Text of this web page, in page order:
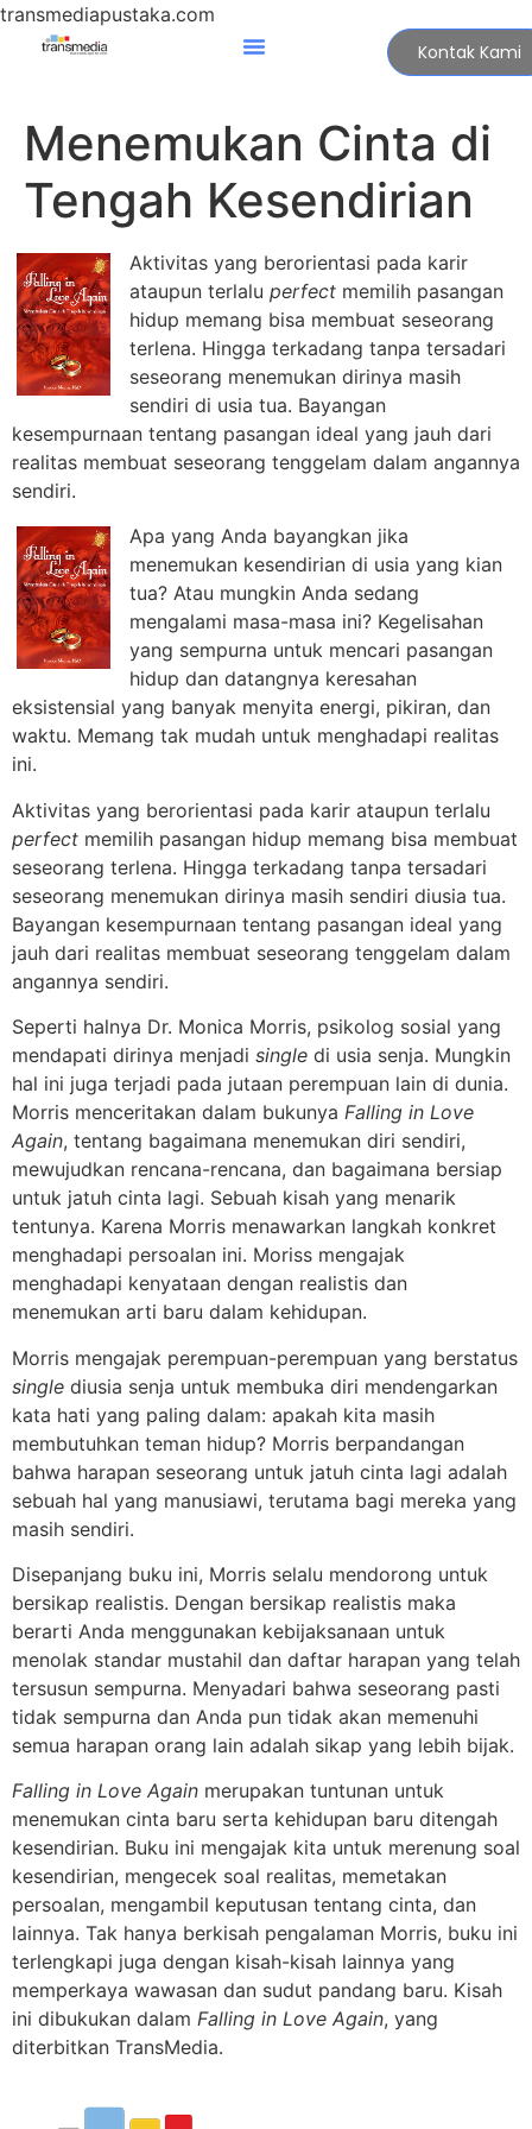
transmediapustaka.com
Kontak Kami
Menemukan Cinta di
Tengah Kesendirian
Aktivitas yang berorientasi pada karir
ataupun terlalu perfect memilih pasangan
hidup memang bisa membuat seseorang
terlena. Hingga terkadang tanpa tersadari
seseorang menemukan dirinya masih
sendiri di usia tua. Bayangan
kesempurnaan tentang pasangan ideal yang jauh dari
realitas membuat seseorang tenggelam dalam angannya
sendiri.
Apa yang Anda bayangkan jika
menemukan kesendirian di usia yang kian
tua? Atau mungkin Anda sedang
mengalami masa-masa ini? Kegelisahan
yang sempurna untuk mencari pasangan
hidup dan datangnya keresahan
eksistensial yang banyak menyita energi, pikiran, dan
waktu. Memang tak mudah untuk menghadapi realitas
ini.
Aktivitas yang berorientasi pada karir ataupun terlalu
perfect memilih pasangan hidup memang bisa membuat
seseorang terlena. Hingga terkadang tanpa tersadari
seseorang menemukan dirinya masih sendiri diusia tua.
Bayangan kesempurnaan tentang pasangan ideal yang
jauh dari realitas membuat seseorang tenggelam dalam
angannya sendiri.
Seperti halnya Dr. Monica Morris, psikolog sosial yang
mendapati dirinya menjadi single di usia senja. Mungkin
hal ini juga terjadi pada jutaan perempuan lain di dunia.
Morris menceritakan dalam bukunya Falling in Love
Again, tentang bagaimana menemukan diri sendiri,
mewujudkan rencana-rencana, dan bagaimana bersiap
untuk jatuh cinta lagi. Sebuah kisah yang menarik
tentunya. Karena Morris menawarkan langkah konkret
menghadapi persoalan ini. Moriss mengajak
menghadapi kenyataan dengan realistis dan
menemukan arti baru dalam kehidupan.
Morris mengajak perempuan-perempuan yang berstatus
single diusia senja untuk membuka diri mendengarkan
kata hati yang paling dalam: apakah kita masih
membutuhkan teman hidup? Morris berpandangan
bahwa harapan seseorang untuk jatuh cinta lagi adalah
sebuah hal yang manusiawi, terutama bagi mereka yang
masih sendiri.
Disepanjang buku ini, Morris selalu mendorong untuk
bersikap realistis. Dengan bersikap realistis maka
berarti Anda menggunakan kebijaksanaan untuk
menolak standar mustahil dan daftar harapan yang telah
tersusun sempurna. Menyadari bahwa seseorang pasti
tidak sempurna dan Anda pun tidak akan memenuhi
semua harapan orang lain adalah sikap yang lebih bijak.
Falling in Love Again merupakan tuntunan untuk
menemukan cinta baru serta kehidupan baru ditengah
kesendirian. Buku ini mengajak kita untuk merenung soal
kesendirian, mengecek soal realitas, memetakan
persoalan, mengambil keputusan tentang cinta, dan
lainnya. Tak hanya berkisah pengalaman Morris, buku ini
terlengkapi juga dengan kisah-kisah lainnya yang
memperkaya wawasan dan sudut pandang baru. Kisah
ini dibukukan dalam Falling in Love Again, yang
diterbitkan TransMedia.